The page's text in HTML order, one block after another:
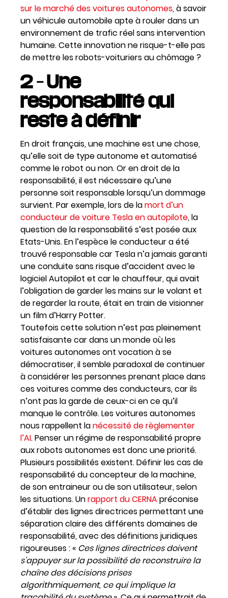
sur le marché des voitures autonomes, à savoir
un véhicule automobile apte à rouler dans un
environnement de trafic réel sans intervention
humaine. Cette innovation ne risque-t-elle pas
de mettre les robots-voituriers au chômage ?
2 – Une
responsabilité qui
reste à définir
En droit français, une machine est une chose,
qu’elle soit de type autonome et automatisé
comme le robot ou non. Or en droit de la
responsabilité, il est nécessaire qu’une
personne soit responsable lorsqu’un dommage
survient. Par exemple, lors de lamort d’un
conducteur de voiture Tesla en autopilote, la
question de la responsabilité s’est posée aux
Etats-Unis. En l’espèce le conducteur a été
trouvé responsable car Tesla n’a jamais garanti
une conduite sans risque d’accident avec le
logiciel Autopilot et car le chauffeur, qui avait
l’obligation de garder les mains sur le volant et
de regarder la route, était en train de visionner
un film d’Harry Potter.
Toutefois cette solution n’est pas pleinement
satisfaisante car dans un monde où les
voitures autonomes ont vocation à se
démocratiser, il semble paradoxal de continuer
à considérer les personnes prenant place dans
ces voitures comme des conducteurs, car ils
n’ont pas la garde de ceux-ci en ce qu’il
manque le contrôle. Les voitures autonomes
nous rappellent lanécessité de règlementer
l’AI. Penser un régime de responsabilité propre
aux robots autonomes est donc une priorité.
Plusieurs possibilités existent. Définir les cas de
responsabilité du concepteur de la machine,
de son entraineur ou de son utilisateur, selon
les situations. Unrapport du CERNApréconise
d’établir des lignes directrices permettant une
séparation claire des différents domaines de
responsabilité, avec des définitions juridiques
rigoureuses : « Ces lignes directrices doivent
s’appuyer sur la possibilité de reconstruire la
chaîne des décisions prises
algorithmiquement, ce qui implique la